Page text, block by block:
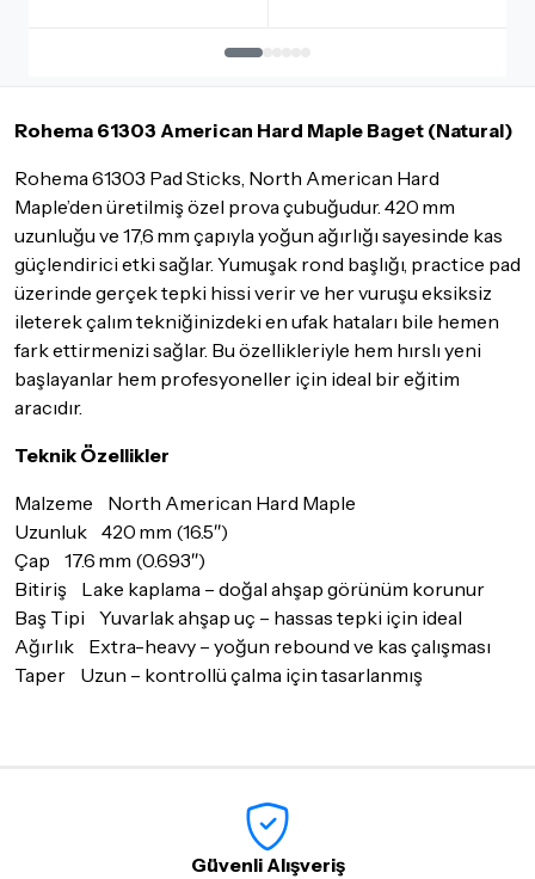
eksiksiz olması gerekmektedir. Satın almış olduğunuz ürünü
geçerek bilgi veriniz.
İade ve değişim koşulları, ürün kategorilerine göre farklılık
gösterebilir. Lütfen satın almadan önce ilgili ürünün
iade/değişim şartlarını kontrol ettiğinizden emin olun.
Detaylar için
tıklayınız
Rohema 61303 American Hard Maple Baget (Natural)
Rohema 61303 Pad Sticks, North American Hard
Maple’den üretilmiş özel prova çubuğudur. 420 mm
uzunluğu ve 17,6 mm çapıyla yoğun ağırlığı sayesinde kas
güçlendirici etki sağlar. Yumuşak rond başlığı, practice pad
üzerinde gerçek tepki hissi verir ve her vuruşu eksiksiz
ileterek çalım tekniğinizdeki en ufak hataları bile hemen
fark ettirmenizi sağlar. Bu özellikleriyle hem hırslı yeni
başlayanlar hem profesyoneller için ideal bir eğitim
aracıdır.
Teknik Özellikler
Malzeme North American Hard Maple
Uzunluk 420 mm (16.5″)
Çap 17.6 mm (0.693″)
Bitiriş Lake kaplama – doğal ahşap görünüm korunur
Baş Tipi Yuvarlak ahşap uç – hassas tepki için ideal
Ağırlık Extra-heavy – yoğun rebound ve kas çalışması
Taper Uzun – kontrollü çalma için tasarlanmış
Güvenli Alışveriş